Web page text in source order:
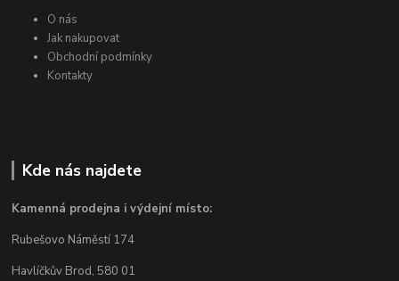
O nás
Jak nakupovat
Obchodní podmínky
Kontakty
Kde nás najdete
Kamenná prodejna i výdejní místo:
Rubešovo Náměstí 174
Havlíčkův Brod, 580 01